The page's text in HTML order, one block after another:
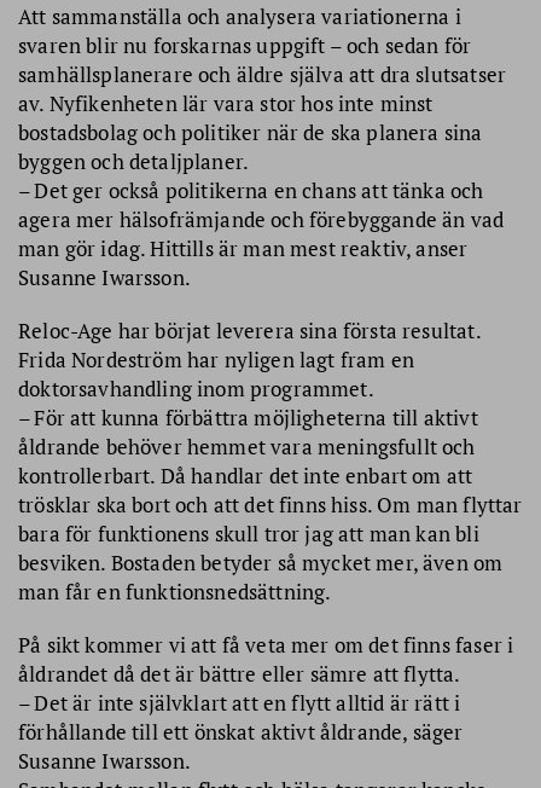
Att sammanställa och analysera variationerna i
svaren blir nu forskarnas uppgift – och sedan för
samhällsplanerare och äldre själva att dra slutsatser
av. Nyfikenheten lär vara stor hos inte minst
bostadsbolag och politiker när de ska planera sina
byggen och detaljplaner.
– Det ger också politikerna en chans att tänka och
agera mer hälsofrämjande och förebyggande än vad
man gör idag. Hittills är man mest reaktiv, anser
Susanne Iwarsson.
Reloc-Age har börjat leverera sina första resultat.
Frida Nordeström har nyligen lagt fram en
doktorsavhandling inom programmet.
– För att kunna förbättra möjligheterna till aktivt
åldrande behöver hemmet vara meningsfullt och
kontrollerbart. Då handlar det inte enbart om att
trösklar ska bort och att det finns hiss. Om man flyttar
bara för funktionens skull tror jag att man kan bli
besviken. Bostaden betyder så mycket mer, även om
man får en funktionsnedsättning.
På sikt kommer vi att få veta mer om det finns faser i
åldrandet då det är bättre eller sämre att flytta.
– Det är inte självklart att en flytt alltid är rätt i
förhållande till ett önskat aktivt åldrande, säger
Susanne Iwarsson.